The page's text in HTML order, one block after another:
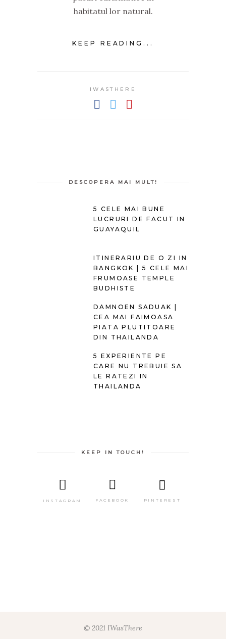
habitatul lor natural.
KEEP READING...
IWASTHERE
DESCOPERA MAI MULT!
5 CELE MAI BUNE
LUCRURI DE FACUT IN
GUAYAQUIL
ITINERARIU DE O ZI IN
BANGKOK | 5 CELE MAI
FRUMOASE TEMPLE
BUDHISTE
DAMNOEN SADUAK |
CEA MAI FAIMOASA
PIATA PLUTITOARE
DIN THAILANDA
5 EXPERIENTE PE
CARE NU TREBUIE SA
LE RATEZI IN
THAILANDA
KEEP IN TOUCH!
INSTAGRAM FACEBOOK PINTEREST
© 2021 IWasThere